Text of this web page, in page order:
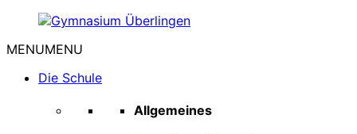
springen
Überlingen
MENUMENU
Die Schule
Allgemeines